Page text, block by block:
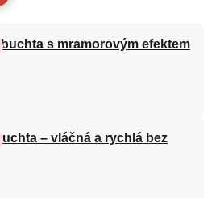
s mramorovým efektem
– vláčná a rychlá bez